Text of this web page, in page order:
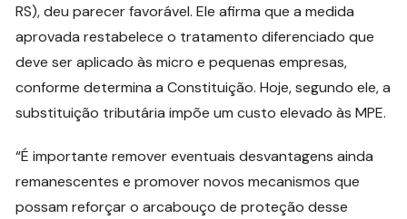
RS), deu parecer favorável. Ele afirma que a medida
aprovada restabelece o tratamento diferenciado que
deve ser aplicado às micro e pequenas empresas,
conforme determina a Constituição. Hoje, segundo ele, a
substituição tributária impõe um custo elevado às MPE.
“É importante remover eventuais desvantagens ainda
remanescentes e promover novos mecanismos que
possam reforçar o arcabouço de proteção desse